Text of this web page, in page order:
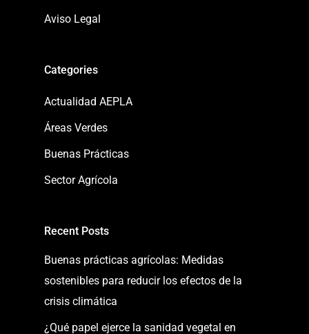
Aviso Legal
Categories
Actualidad AEPLA
Áreas Verdes
Buenas Prácticas
Sector Agrícola
Recent Posts
Buenas prácticas agrícolas: Medidas
sostenibles para reducir los efectos de la
crisis climática
¿Qué papel ejerce la sanidad vegetal en